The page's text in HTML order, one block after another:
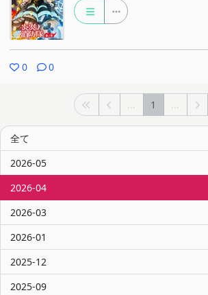
0 0
... 1 ...
全て
2026-05
2026-04
2026-03
2026-01
2025-12
2025-09